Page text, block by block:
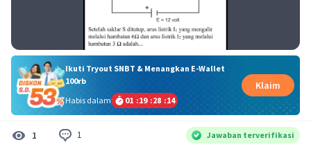
Ikuti Tryout SNBT & Menangkan E-Wallet
100rb
Habis dalam
01 :19 :28 :14
Klaim
1 1 Jawaban terverifikasi